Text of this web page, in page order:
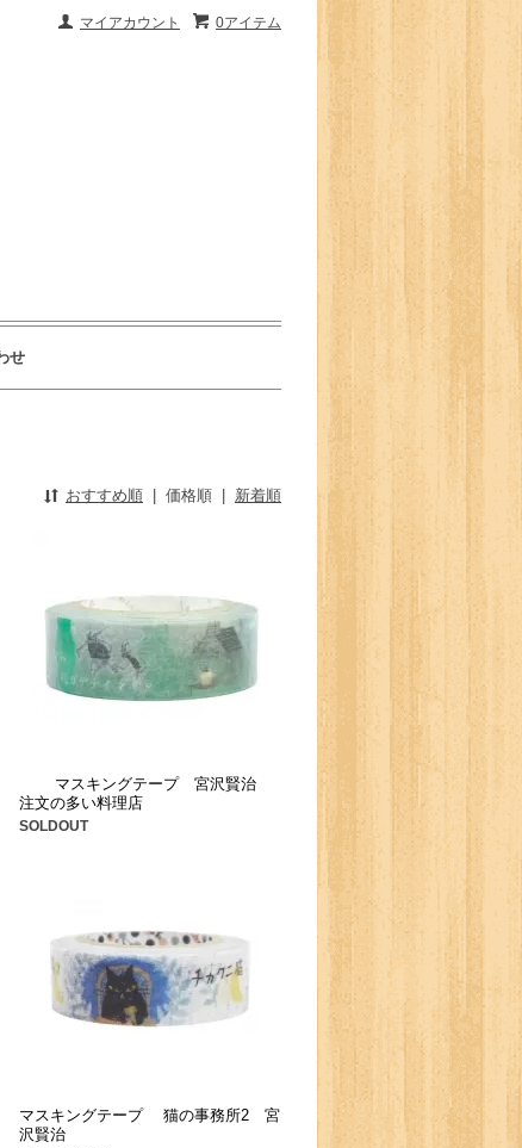
0アイテム
マイアカウント
せ
おすすめ順 | 価格順 | 新着順
マスキングテープ 宮沢賢治
注文の多い料理店
SOLDOUT
マスキングテープ 猫の事務所2 宮
沢賢治